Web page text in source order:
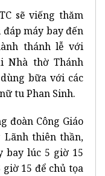
sẽ viếng thăm
máy bay đến
thánh lễ với
Nhà thờ Thánh
bữa với các
tu Phan Sinh.
đoàn Công Giáo
Lãnh thiên thần,
bay lúc 5 giờ 15
15 để chủ tọa